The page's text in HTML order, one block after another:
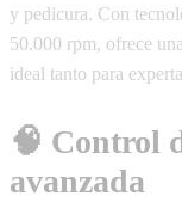
y pedicura. Con
50.000 rpm, ofrece
ideal tanto para
🧠 Control
avanzada